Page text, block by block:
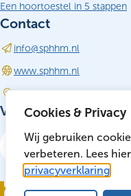
Cookies & Privacy
Wij gebruiken
verbeteren. Lees
privacyverklaring
Een hoortoestel in 5 stappen
Contact
info@sphhm.nl
www.sphhm.nl
Driebergen-Rijsenburg
Volg ons
(opent in